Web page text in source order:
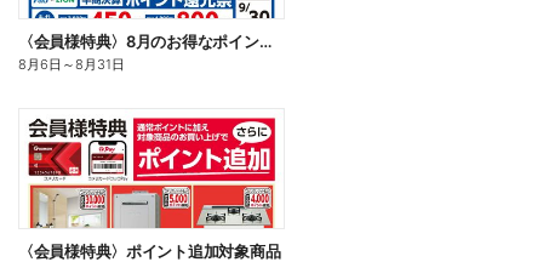
〈会員様特典〉8月のお得なポイントキャンペーン
8月6日 ～8月31日
〈会員様特典〉ポイント追加対象商品